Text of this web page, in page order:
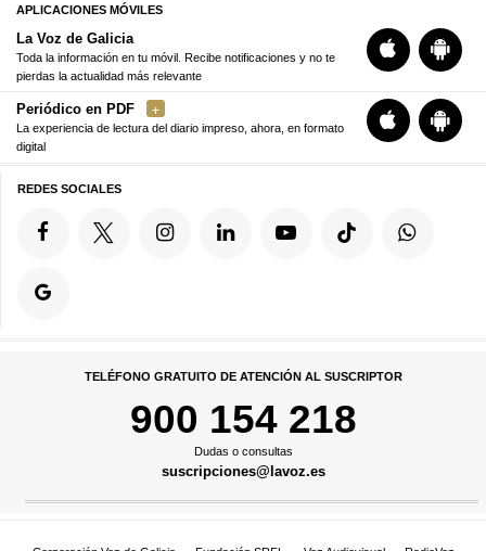
APLICACIONES MÓVILES
La Voz de Galicia
Toda la información en tu móvil. Recibe notificaciones y no te
pierdas la actualidad más relevante
Periódico en PDF
La experiencia de lectura del diario impreso, ahora, en formato
digital
REDES SOCIALES
TELÉFONO GRATUITO DE ATENCIÓN AL SUSCRIPTOR
900 154 218
Dudas o consultas
suscripciones@lavoz.es